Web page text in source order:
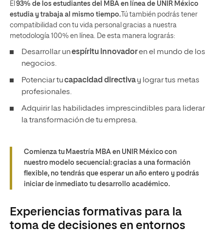
El 93% de los estudiantes del MBA en línea de UNIR México
estudia y trabaja al mismo tiempo. Tú también podrás tener
compatibilidad con tu vida personal gracias a nuestra
metodología 100% en línea. De esta manera lograrás:
Desarrollar unespíritu innovadoren el mundo de los
negocios.
Potenciar tucapacidad directivay lograr tus metas
profesionales.
Adquirir las habilidades imprescindibles para liderar
la transformación de tu empresa.
Comienza tu Maestría MBA en UNIR México con
nuestro modelo secuencial: gracias a una formación
flexible, no tendrás que esperar un año entero y podrás
iniciar de inmediato tu desarrollo académico.
Experiencias formativas para la
toma de decisiones en entornos